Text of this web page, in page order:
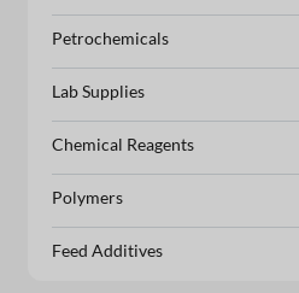
Petrochemicals
Lab Supplies
Chemical Reagents
Polymers
Feed Additives